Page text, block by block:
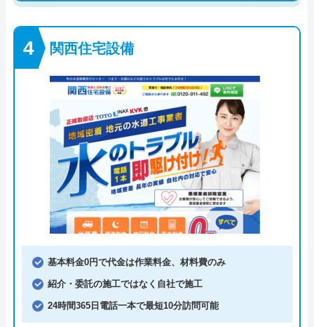
関西住宅設備
基本料金0円で代金は作業料金、材料費のみ
紹介・委託の施工ではなく自社で施工
24時間365日電話一本で最短10分訪問可能